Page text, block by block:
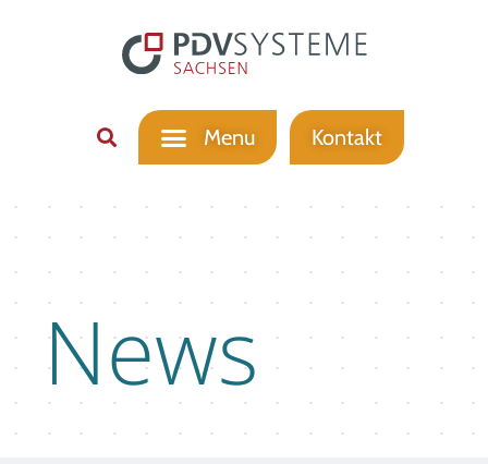
Kontakt
News